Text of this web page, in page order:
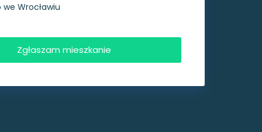
Wrocławiu
Zgłaszam mieszkanie